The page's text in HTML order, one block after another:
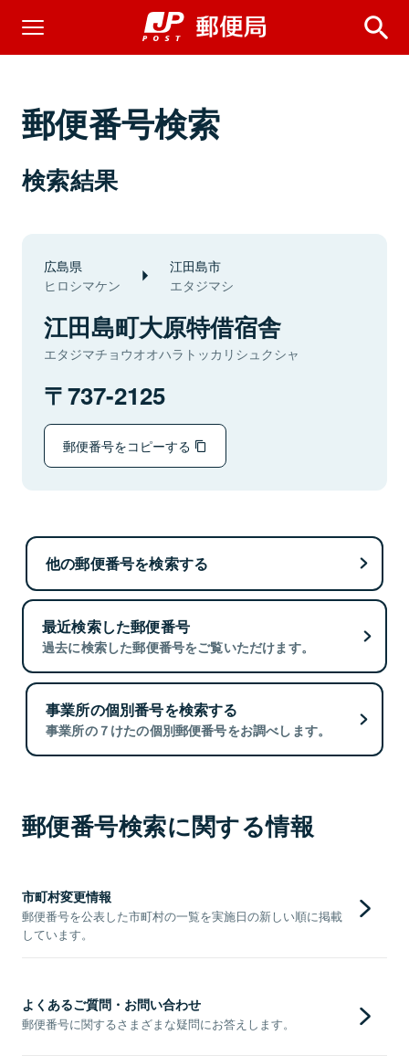
郵便番号検索
検索結果
広島県
ヒロシマケン
江田島市
エタジマシ
江田島町大原特借宿舎
エタジマチョウオオハラトッカリシュクシャ
737-2125
郵便番号をコピーする
他の郵便番号を検索する
最近検索した郵便番号
過去に検索した郵便番号をご覧いただけます。
事業所の個別番号を検索する
事業所の７けたの個別郵便番号をお調べします。
郵便番号検索に関する情報
市町村変更情報
郵便番号を公表した市町村の一覧を実施日の新しい順に掲載
しています。
よくあるご質問・お問い合わせ
郵便番号に関するさまざまな疑問にお答えします。